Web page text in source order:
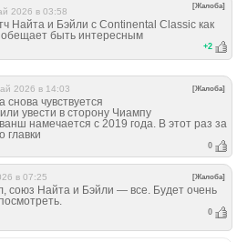
2026 в 03:58
[Жалоба]
Найта и Бэйли c Continental Classic как
быть интересным
+2
2026 в 14:03 [Жалоба]
снова чувствуется
увести в сторону Чиампу
намечается с 2019 года. В этот раз за
главки
0
в 07:25 [Жалоба]
союз Найта и Бэйли — все. Будет очень
0